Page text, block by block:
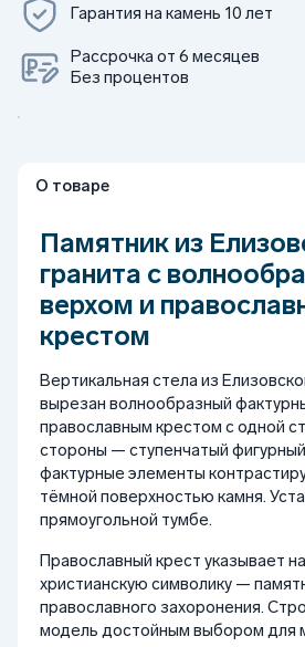
Гарантия на камень 10 лет
Рассрочка от 6 месяцев
Без процентов
О товаре
Памятник из
гранита с
верхом и
крестом
Вертикальная стела из
вырезан волнообразный
православным крестом с одной
стороны — ступенчатый
фактурные элементы
тёмной поверхностью камня.
прямоугольной тумбе.
Православный крест указывает
христианскую символику —
православного захоронения.
модель достойным выбором для